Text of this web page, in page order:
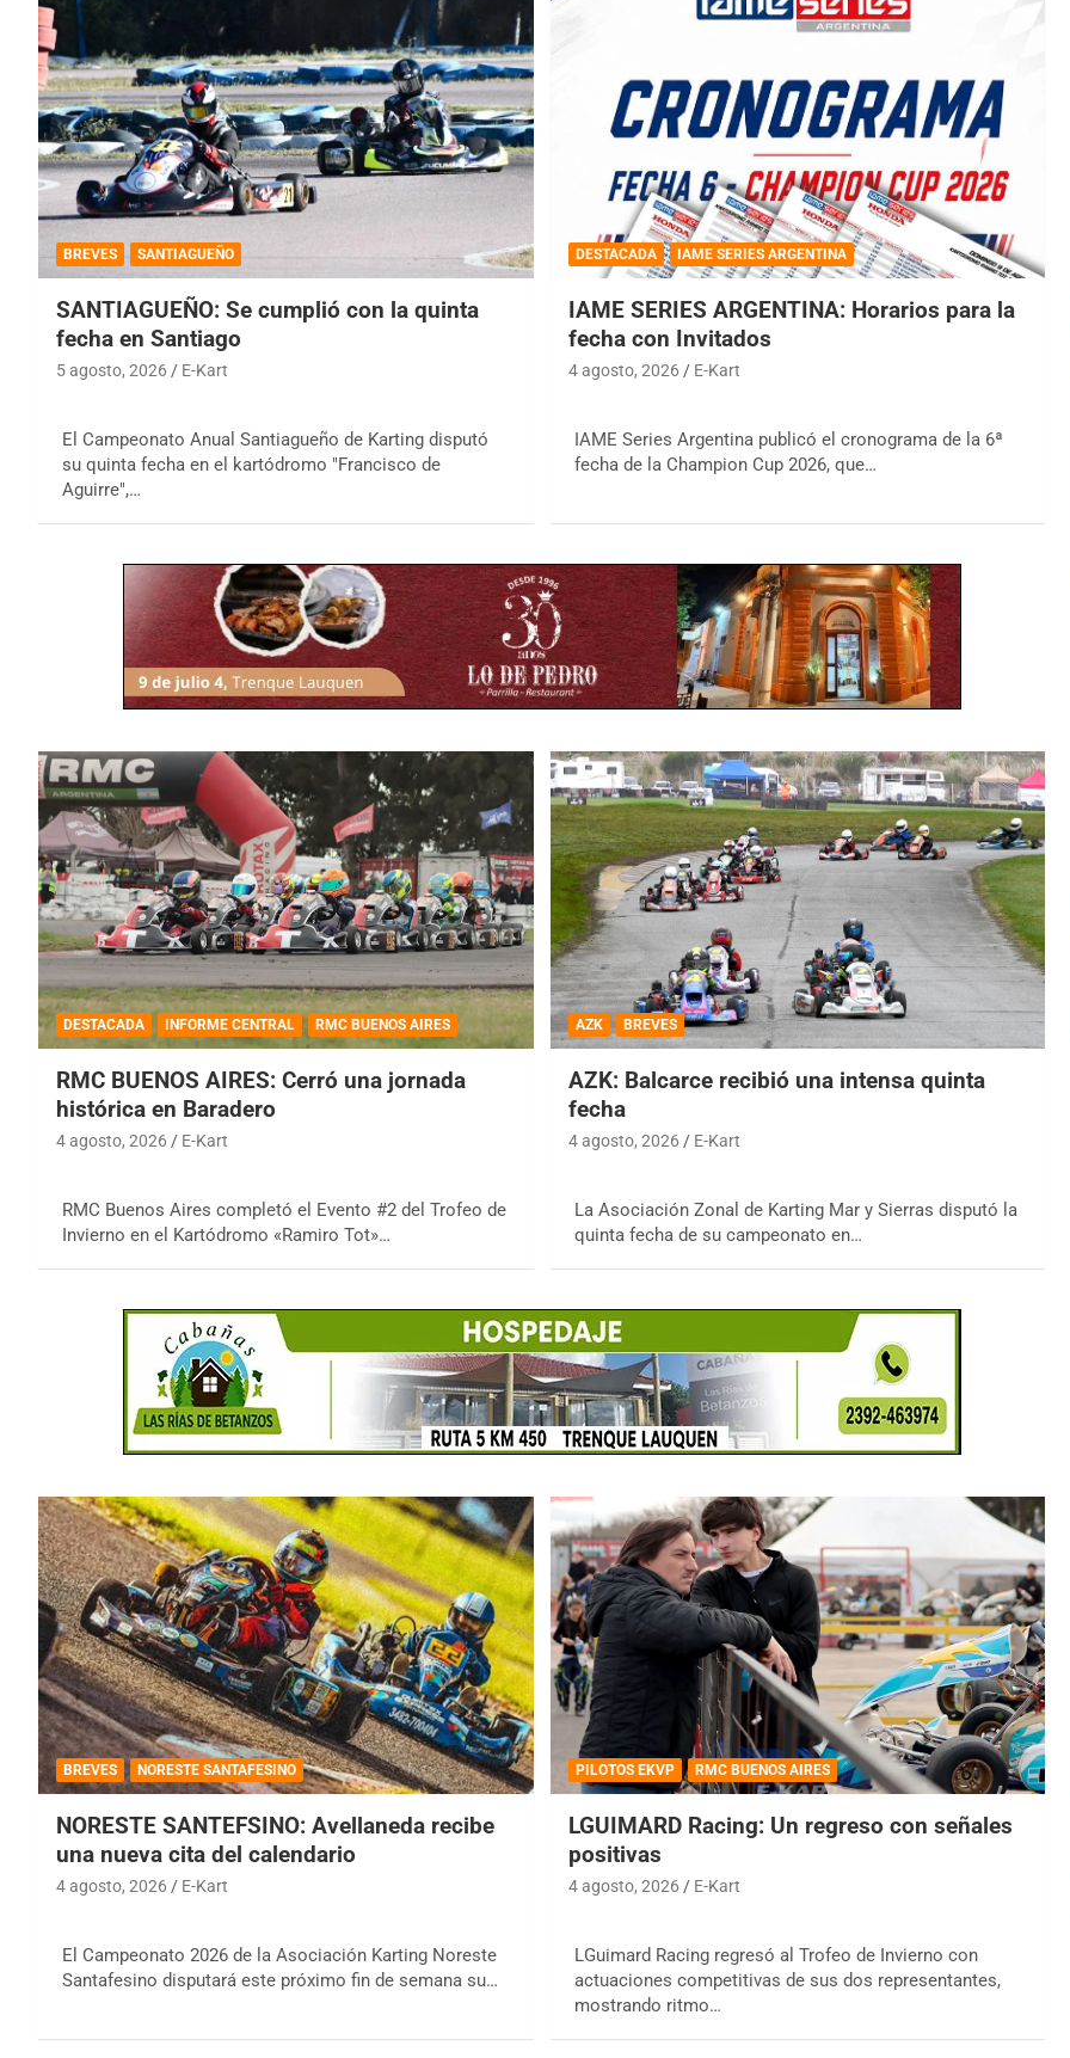
BREVES SANTIAGUEÑO
SANTIAGUEÑO: Se cumplió con la quinta
fecha en Santiago
5 agosto, 2026 E-Kart
El Campeonato Anual Santiagueño de Karting disputó
su quinta fecha en el kartódromo "Francisco de
Aguirre",…
DESTACADA IAME SERIES ARGENTINA
IAME SERIES ARGENTINA: Horarios para la
fecha con Invitados
4 agosto, 2026 E-Kart
IAME Series Argentina publicó el cronograma de la 6ª
fecha de la Champion Cup 2026, que…
DESTACADA INFORME CENTRAL RMC BUENOS AIRES
RMC BUENOS AIRES: Cerró una jornada
histórica en Baradero
4 agosto, 2026 E-Kart
RMC Buenos Aires completó el Evento #2 del Trofeo de
Invierno en el Kartódromo «Ramiro Tot»…
AZK BREVES
AZK: Balcarce recibió una intensa quinta
fecha
4 agosto, 2026 E-Kart
La Asociación Zonal de Karting Mar y Sierras disputó la
quinta fecha de su campeonato en…
BREVES NORESTE SANTAFESINO
NORESTE SANTEFSINO: Avellaneda recibe
una nueva cita del calendario
4 agosto, 2026 E-Kart
El Campeonato 2026 de la Asociación Karting Noreste
Santafesino disputará este próximo fin de semana su…
PILOTOS EKVP RMC BUENOS AIRES
LGUIMARD Racing: Un regreso con señales
positivas
4 agosto, 2026 E-Kart
LGuimard Racing regresó al Trofeo de Invierno con
actuaciones competitivas de sus dos representantes,
mostrando ritmo…